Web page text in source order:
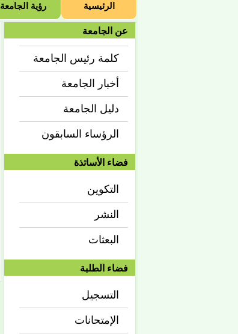
رؤية الجامعة الرئيسية
عن الجامعة
كلمة رئيس الجامعة
أخبار الجامعة
دليل الجامعة
الرؤساء السابقون
فضاء الأساتذة
التكوين
النشر
البعثات
فضاء الطلبة
التسجيل
الإمتحانات